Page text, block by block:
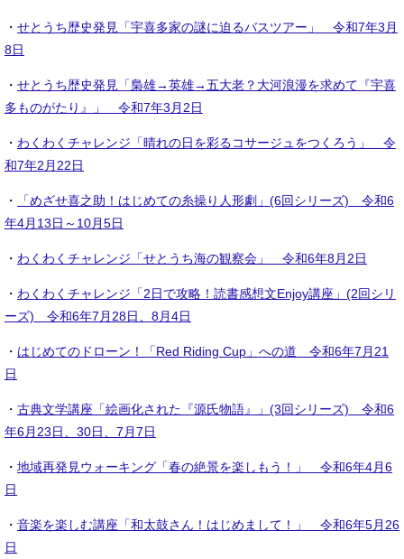
・ せとうち歴史発見「宇喜多家の謎に迫るバスツアー」 令和7年3月
8日
・ せとうち歴史発見「梟雄→英雄→五大老？大河浪漫を求めて『宇喜
多ものがたり』」 令和7年3月2日
・ わくわくチャレンジ「晴れの日を彩るコサージュをつくろう」 令
和7年2月22日
・
「めざせ喜之助！はじめての糸操り人形劇」(6回シリーズ) 令和6
年4月13日～10月5日
・ わくわくチャレンジ「せとうち海の観察会」 令和6年8月2日
・ わくわくチャレンジ「2日で攻略！読書感想文Enjoy講座」(2回シリ
ーズ) 令和6年7月28日、8月4日
・ はじめてのドローン！「Red Riding Cup」への道 令和6年7月21
日
・ 古典文学講座「絵画化された『源氏物語』」(3回シリーズ) 令和6
年6月23日、30日、7月7日
・ 地域再発見ウォーキング「春の絶景を楽しもう！」 令和6年4月6
日
・ 音楽を楽しむ講座「和太鼓さん！はじめまして！」 令和6年5月26
日